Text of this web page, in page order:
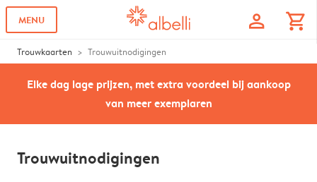
MENU profile shopping_cart
Trouwkaarten Trouwuitnodigingen
Elke dag lage prijzen, met extra voordeel bij aankoop
van meer exemplaren
Trouwuitnodigingen